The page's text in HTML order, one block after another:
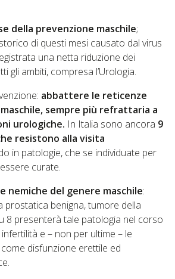
della prevenzione maschile;
di questi mesi causato dal virus
una netta riduzione dei
gli ambiti, compresa l’Urologia.
abbattere le reticenze
sempre più refrattaria a
urologiche. In Italia sono ancora 9
resistono alla visita
in patologie, che se individuate per
curate.
nemiche del genere maschile:
prostatica benigna, tumore della
8 presenterà tale patologia nel corso
e – non per ultime – le
disfunzione erettile ed